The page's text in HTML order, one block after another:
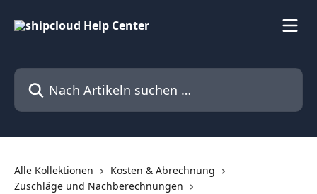
Nach Artikeln suchen …
Alle Kollektionen
Kosten & Abrechnung
Zuschläge und Nachberechnungen